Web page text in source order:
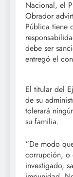
Nacional, el
Obrador
Pública tiene
debe ser
entregó el
El titular del
de su
tolerará
su familia.
“De modo
corrupción, o
investigado,